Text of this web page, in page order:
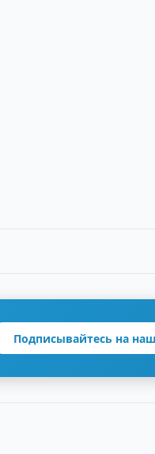
Подписывайтесь на